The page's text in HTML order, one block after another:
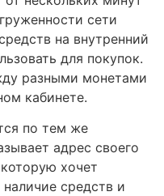
сети
на внутренний
для покупок.
разными монетами
кабинете.
по тем же
адрес своего
хочет
средств и